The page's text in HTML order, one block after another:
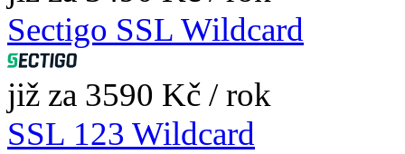
Sectigo SSL Wildcard
již za 3590 Kč / rok
SSL 123 Wildcard